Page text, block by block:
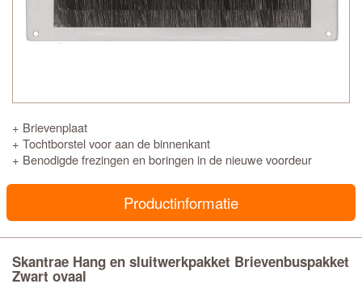
+ Brievenplaat
+ Tochtborstel voor aan de binnenkant
+ Benodigde frezingen en boringen in de nieuwe voordeur
Productinformatie
Skantrae Hang en sluitwerkpakket Brievenbuspakket
Zwart ovaal